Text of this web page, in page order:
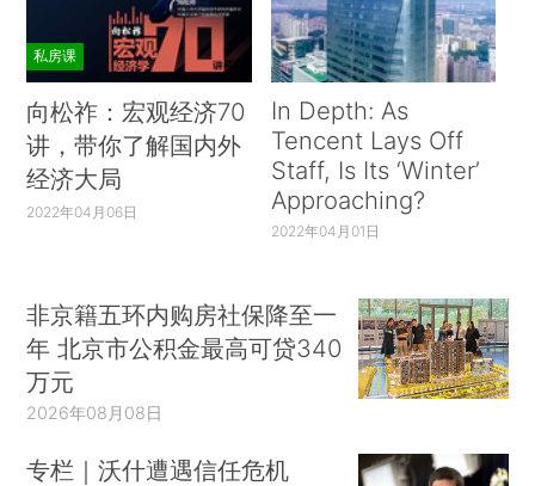
私房课
向松祚：宏观经济70
讲，带你了解国内外
经济大局
2022年04月06日
In Depth: As
Tencent Lays Off
Staff, Is Its ‘Winter’
Approaching?
2022年04月01日
非京籍五环内购房社保降至一
年 北京市公积金最高可贷340
万元
2026年08月08日
专栏｜沃什遭遇信任危机